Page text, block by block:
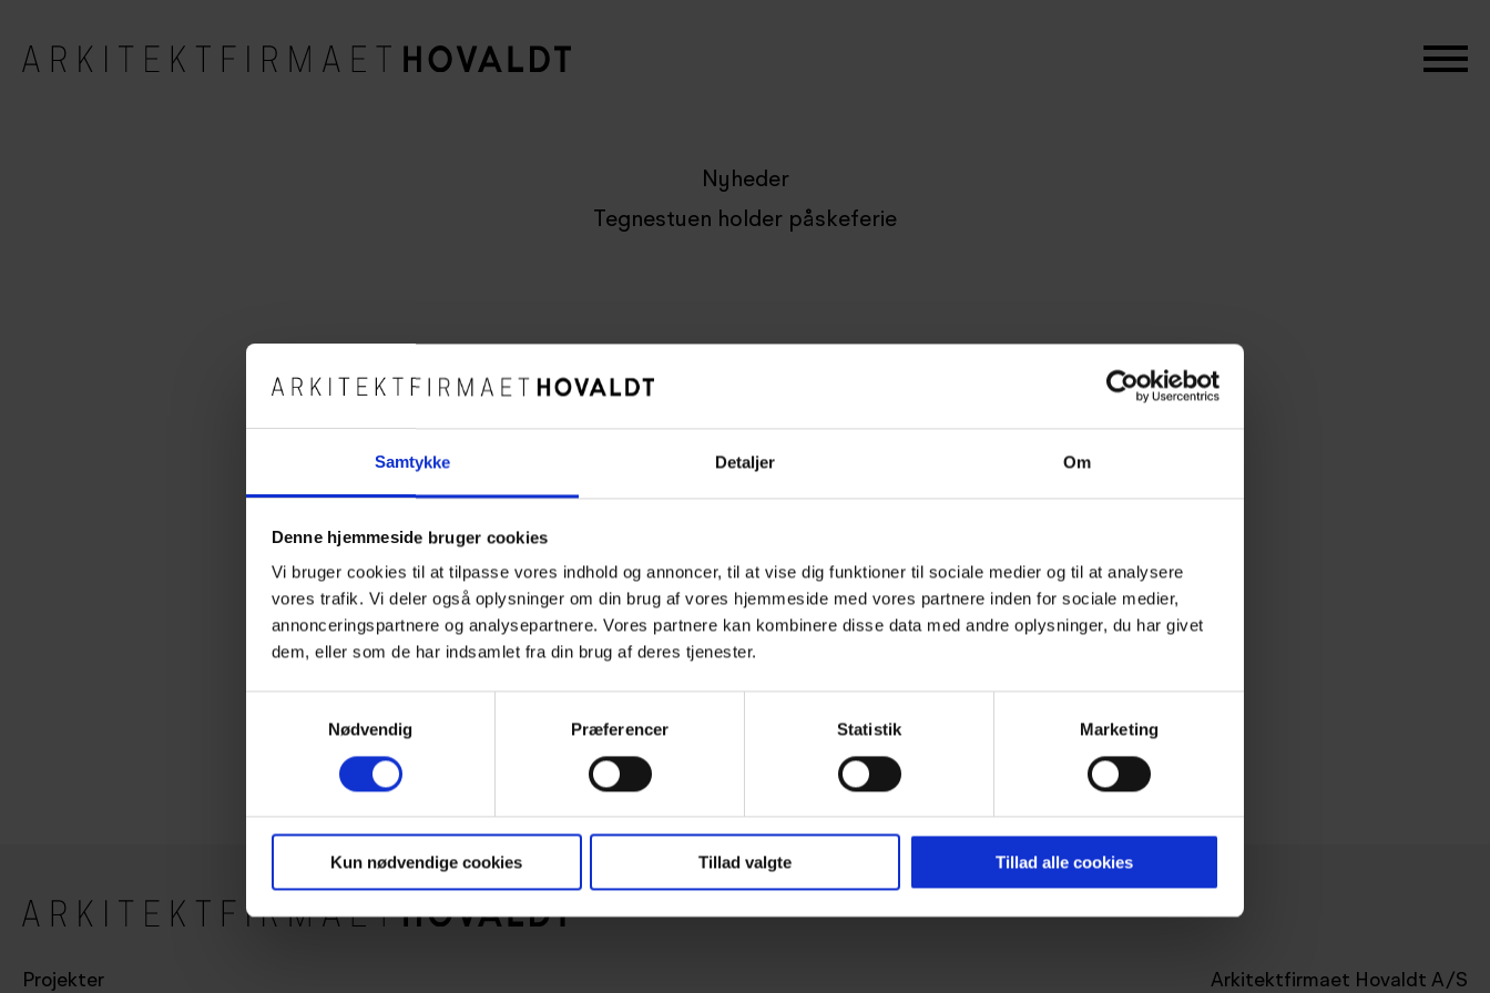
Samtykke Detaljer Om
Denne hjemmeside bruger cookies
Vi bruger cookies til at tilpasse vores indhold og annoncer, til at vise dig funktioner til sociale medier og til at analysere
vores trafik. Vi deler også oplysninger om din brug af vores hjemmeside med vores partnere inden for sociale medier,
annonceringspartnere og analysepartnere. Vores partnere kan kombinere disse data med andre oplysninger, du har givet
dem, eller som de har indsamlet fra din brug af deres tjenester.
Nødvendig
Præferencer Statistik Marketing
Kun nødvendige cookies Tillad valgte Tillad alle cookies
Nyheder
Tegnestuen holder påskeferie
Efter en dejlig studietur til Berlin og en slutspurt med aflevering af diverse opgaver og tilbud, er vi klar til at holde
påskeferie!
spændende opgaver efter ferien.
dem må I vente med at se.
Se flere billeder fra projektet her:https://hovaldt.com/projekt/faldbakkegard/
Rigtig god påske!
Projekter Arkitektfirmaet Hovaldt A/S